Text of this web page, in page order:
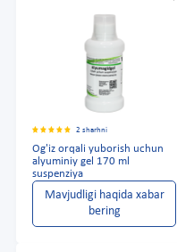
2 sharhni
Og'iz orqali yuborish uchun
alyuminiy gel 170 ml
suspenziya
Mavjudligi haqida xabar
bering